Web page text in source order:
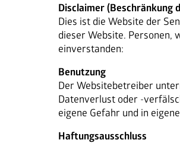
Disclaimer
Dies ist die Website der
dieser Website. Personen,
einverstanden:
Benutzung
Der Websitebetreiber
Datenverlust oder -
eigene Gefahr und in
Haftungsausschluss